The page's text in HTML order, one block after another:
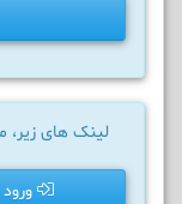
لینک های
ورود